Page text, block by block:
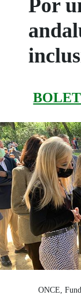
Por
ONCE,